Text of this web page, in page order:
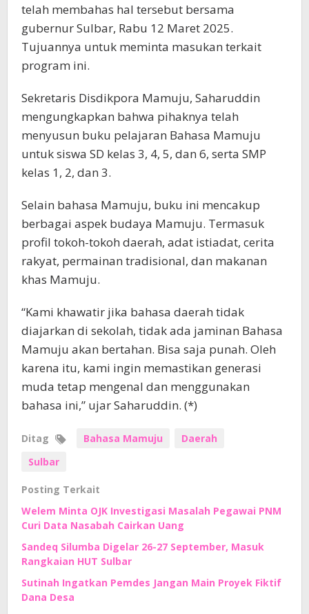
telah membahas hal tersebut bersama
gubernur Sulbar, Rabu 12 Maret 2025.
Tujuannya untuk meminta masukan terkait
program ini.
Sekretaris Disdikpora Mamuju, Saharuddin
mengungkapkan bahwa pihaknya telah
menyusun buku pelajaran Bahasa Mamuju
untuk siswa SD kelas 3, 4, 5, dan 6, serta SMP
kelas 1, 2, dan 3.
Selain bahasa Mamuju, buku ini mencakup
berbagai aspek budaya Mamuju. Termasuk
profil tokoh-tokoh daerah, adat istiadat, cerita
rakyat, permainan tradisional, dan makanan
khas Mamuju.
“Kami khawatir jika bahasa daerah tidak
diajarkan di sekolah, tidak ada jaminan Bahasa
Mamuju akan bertahan. Bisa saja punah. Oleh
karena itu, kami ingin memastikan generasi
muda tetap mengenal dan menggunakan
bahasa ini,” ujar Saharuddin. (*)
Ditag Bahasa Mamuju
Daerah
Sulbar
Posting Terkait
Welem Minta OJK Investigasi Masalah Pegawai PNM
Curi Data Nasabah Cairkan Uang
Sandeq Silumba Digelar 26-27 September, Masuk
Rangkaian HUT Sulbar
Sutinah Ingatkan Pemdes Jangan Main Proyek Fiktif
Dana Desa